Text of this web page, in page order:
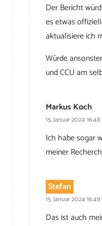
Der Bericht
es etwas
aktualisiere ich
Würde
und CCU am
Markus Koch
15. Januar 2024 16:48
Ich habe sogar
meiner
Stefan
15. Januar 2024 16:49
Das ist auch